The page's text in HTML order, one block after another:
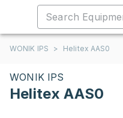
WONIK IPS > Helitex AAS0
WONIK IPS
Helitex AAS0